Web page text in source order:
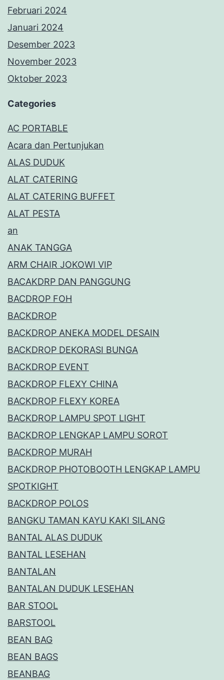
Februari 2024
Januari 2024
Desember 2023
November 2023
Oktober 2023
Categories
AC PORTABLE
Acara dan Pertunjukan
ALAS DUDUK
ALAT CATERING
ALAT CATERING BUFFET
ALAT PESTA
an
ANAK TANGGA
ARM CHAIR JOKOWI VIP
BACAKDRP DAN PANGGUNG
BACDROP FOH
BACKDROP
BACKDROP ANEKA MODEL DESAIN
BACKDROP DEKORASI BUNGA
BACKDROP EVENT
BACKDROP FLEXY CHINA
BACKDROP FLEXY KOREA
BACKDROP LAMPU SPOT LIGHT
BACKDROP LENGKAP LAMPU SOROT
BACKDROP MURAH
BACKDROP PHOTOBOOTH LENGKAP LAMPU
SPOTKIGHT
BACKDROP POLOS
BANGKU TAMAN KAYU KAKI SILANG
BANTAL ALAS DUDUK
BANTAL LESEHAN
BANTALAN
BANTALAN DUDUK LESEHAN
BAR STOOL
BARSTOOL
BEAN BAG
BEAN BAGS
BEANBAG